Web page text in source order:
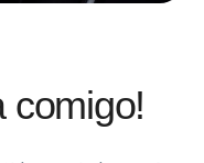
comigo!